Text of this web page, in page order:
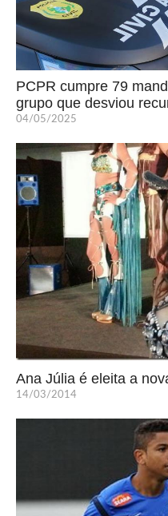
PCPR cumpre 79
grupo que desviou
04/05/2025
Ana Júlia é eleita a
14/03/2014